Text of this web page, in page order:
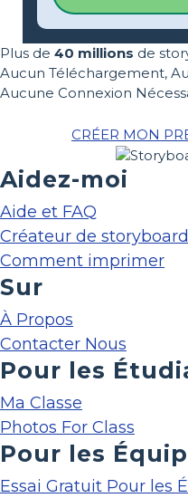
Plus de 40 millions de
Aucun Téléchargement,
Aucune Connexion
CRÉER MON
Aidez-moi
Aide et FAQ
Créateur de storyboard
Comment imprimer
Sur
À Propos
Contacter Nous
Pour les
Ma Classe
Photos For Class
Pour les
Essai Gratuit Pour les